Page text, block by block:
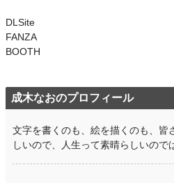
DLSite
FANZA
BOOTH
成木なおのプロフィール
文字を書くのも、絵を描くのも、皆
しいので、人生って素晴らしいので